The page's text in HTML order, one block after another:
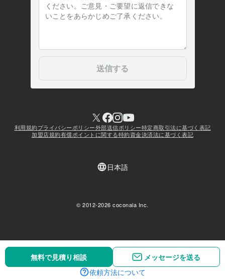
無料で見積り相談
メッセージを送る
無料で見積り相談
メッセージを送る
依頼方法について